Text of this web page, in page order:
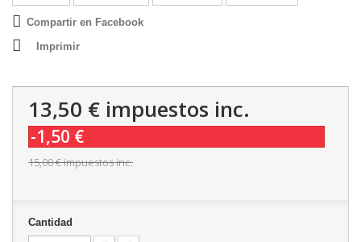
Compartir en Facebook
Imprimir
13,50 € impuestos inc.
-1,50 €
15,00 €impuestos inc.
Cantidad